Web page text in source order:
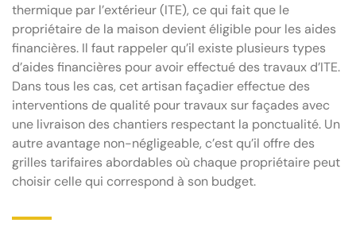
thermique par l’extérieur (ITE), ce qui fait que le
propriétaire de la maison devient éligible pour les aides
financières. Il faut rappeler qu’il existe plusieurs types
d’aides financières pour avoir effectué des travaux d’ITE.
Dans tous les cas, cet artisan façadier effectue des
interventions de qualité pour travaux sur façades avec
une livraison des chantiers respectant la ponctualité. Un
autre avantage non-négligeable, c’est qu’il offre des
grilles tarifaires abordables où chaque propriétaire peut
choisir celle qui correspond à son budget.